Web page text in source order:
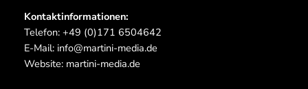
Kontaktinformationen:
Telefon: +49 (0)171 6504642
E-Mail: info@martini-media.de
Website: martini-media.de